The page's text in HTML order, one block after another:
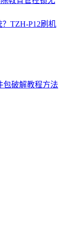
TZH-P12刷机
包破解教程方法